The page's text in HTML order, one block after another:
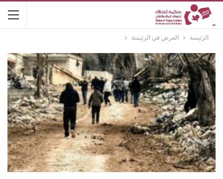
الرئيسة العرض في الرئيسة